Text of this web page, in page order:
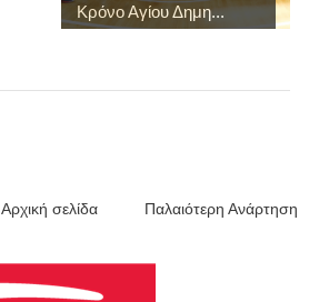
Κρόνο Αγίου Δημη...
Παλαιότερη Ανάρτηση
Αρχική σελίδα